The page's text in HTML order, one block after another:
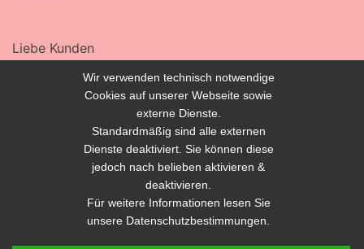
Liebe Kunden
bei nicht Wahrnehmung Ihrer Termine ohne rechtzeitige
Absage (24 Stunden vorher) behalte ich mir vor, den
kompletten Betrag in Rechnung zu stellen.
Ich bitte um Ihr Verständnis,
Ihre Kathrin Stehr
Wir verwenden technisch notwendige
Cookies auf unserer Webseite sowie
externe Dienste.
Standardmäßig sind alle externen
Dienste deaktiviert. Sie können diese
jedoch nach belieben aktivieren &
deaktivieren.
Für weitere Informationen lesen Sie
unsere Datenschutzbestimmungen.